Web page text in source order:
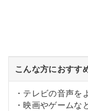
2.3kg
こんな方におすす
・テレビの音声を
・映画やゲームな